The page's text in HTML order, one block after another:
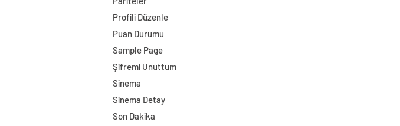
Profili Düzenle
Puan Durumu
Sample Page
Şifremi Unuttum
Sinema
Sinema Detay
Son Dakika